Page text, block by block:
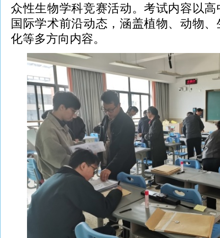
众性生物学科竞赛活动。考试内容以
国际学术前沿动态，涵盖植物、动物
化等多方向内容。